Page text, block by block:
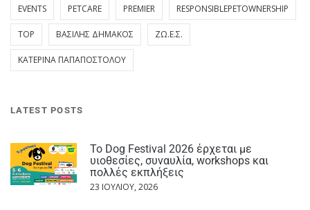
EVENTS PETCARE PREMIER RESPONSIBLEPETOWNERSHIP
TOP ΒΑΣΊΛΗΣ ΔΗΜΆΚΟΣ ΖΩ.Ε.Σ.
ΚΑΤΕΡΊΝΑ ΠΑΠΑΠΟΣΤΌΛΟΥ
LATEST POSTS
Το Dog Festival 2026 έρχεται με
υιοθεσίες, συναυλία, workshops και
πολλές εκπλήξεις
23 ΙΟΥΛΊΟΥ, 2026